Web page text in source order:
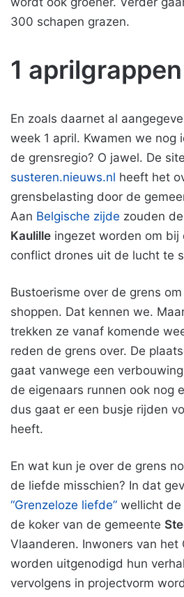
300 schapen grazen.
1 aprilgrappen
En zoals daarnet al
week 1 april. Kwamen we nog
de grensregio? O jawel. De site
susteren.nieuws.nl heeft het
grensbelasting door de
Aan Belgische zijde zouden
Kaulille ingezet worden om bij
conflict drones uit de lucht te
Bustoerisme over de grens
shoppen. Dat kennen we.
trekken ze vanaf komende
reden de grens over. De
gaat vanwege een
de eigenaars runnen ook nog
dus gaat er een busje rijden
heeft.
En wat kun je over de grens
de liefde misschien? In dat
“Grenzeloze liefde” wellicht
de koker van de gemeente
Vlaanderen. Inwoners van het
worden uitgenodigd hun
vervolgens in projectvorm